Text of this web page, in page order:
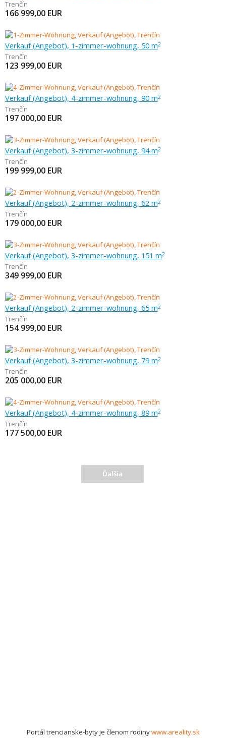
Trenčín
166 999,00 EUR
Verkauf (Angebot), 1-zimmer-wohnung, 50 m2
Trenčín
123 999,00 EUR
Verkauf (Angebot), 4-zimmer-wohnung, 90 m2
Trenčín
197 000,00 EUR
Verkauf (Angebot), 3-zimmer-wohnung, 94 m2
Trenčín
199 999,00 EUR
Verkauf (Angebot), 2-zimmer-wohnung, 62 m2
Trenčín
179 000,00 EUR
Verkauf (Angebot), 3-zimmer-wohnung, 151 m2
Trenčín
349 999,00 EUR
Verkauf (Angebot), 2-zimmer-wohnung, 65 m2
Trenčín
154 999,00 EUR
Verkauf (Angebot), 3-zimmer-wohnung, 79 m2
Trenčín
205 000,00 EUR
Verkauf (Angebot), 4-zimmer-wohnung, 89 m2
Trenčín
177 500,00 EUR
Ďalšia
Portál trencianske-byty je členom rodinywww.areality.sk